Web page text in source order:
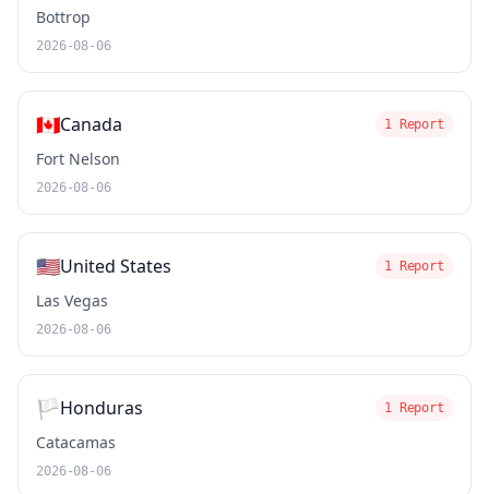
Bottrop
2026-08-06
🇨🇦Canada 1 Report
Fort Nelson
2026-08-06
🇺🇸United States 1 Report
Las Vegas
2026-08-06
🏳️Honduras 1 Report
Catacamas
2026-08-06